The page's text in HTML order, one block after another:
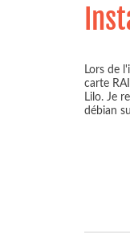
Lors de
carte
Lilo. Je
débian